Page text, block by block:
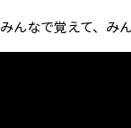
みんなで覚えて、み